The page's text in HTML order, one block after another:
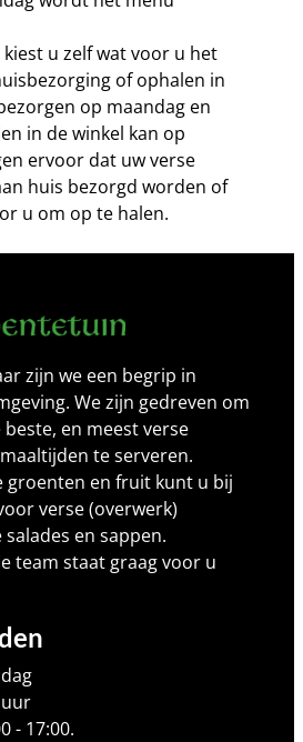
u zelf wat voor u het
of ophalen in
op maandag en
in de winkel kan op
ervoor dat uw verse
huis bezorgd worden of
u om op te halen.
zijn we een begrip in
We zijn gedreven om
en meest verse
te serveren.
groenten en fruit kunt u bij
verse (overwerk)
en sappen.
team staat graag voor u
uur
- 17:00.